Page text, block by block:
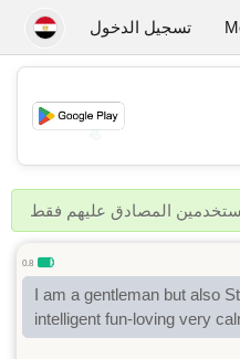
B تسجيل الدخول
💖
💕
المصادق عليهم فقط
0.8
I am a gentleman but also
intelligent fun-loving very